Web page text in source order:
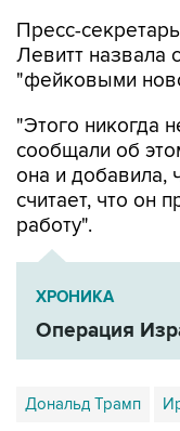
Пресс-
Левитт назвала
"фейковыми
"Этого никогда
сообщали об
она и добавила,
считает, что он
работу".
ХРОНИКА
Операция
Дональд Трамп